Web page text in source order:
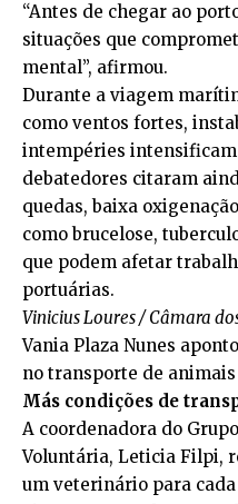
“Antes de chegar ao
situações que
mental”, afirmou.
Durante a viagem
como ventos fortes,
intempéries intensificam
debatedores citaram
quedas, baixa
como brucelose,
que podem afetar
portuárias.
Vinicius Loures / Câmara
Vania Plaza Nunes
no transporte de
Más condições de
A coordenadora do
Voluntária, Leticia Filpi,
um veterinário para